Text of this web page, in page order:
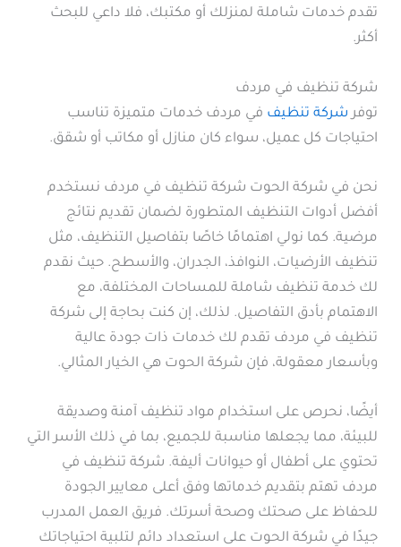
تقدم خدمات شاملة لمنزلك أو مكتبك، فلا داعي للبحث
أكثر.
شركة تنظيف في مردف
توفر شركة تنظيف في مردف خدمات متميزة تناسب
احتياجات كل عميل، سواء كان منازل أو مكاتب أو شقق.
نحن في شركة الحوت شركة تنظيف في مردف نستخدم
أفضل أدوات التنظيف المتطورة لضمان تقديم نتائج
مرضية. كما نولي اهتمامًا خاصًا بتفاصيل التنظيف، مثل
تنظيف الأرضيات، النوافذ، الجدران، والأسطح. حيث نقدم
لك خدمة تنظيف شاملة للمساحات المختلفة، مع
الاهتمام بأدق التفاصيل. لذلك، إن كنت بحاجة إلى شركة
تنظيف في مردف تقدم لك خدمات ذات جودة عالية
وبأسعار معقولة، فإن شركة الحوت هي الخيار المثالي.
أيضًا، نحرص على استخدام مواد تنظيف آمنة وصديقة
للبيئة، مما يجعلها مناسبة للجميع، بما في ذلك الأسر التي
تحتوي على أطفال أو حيوانات أليفة. شركة تنظيف في
مردف تهتم بتقديم خدماتها وفق أعلى معايير الجودة
للحفاظ على صحتك وصحة أسرتك. فريق العمل المدرب
جيدًا في شركة الحوت على استعداد دائم لتلبية احتياجاتك